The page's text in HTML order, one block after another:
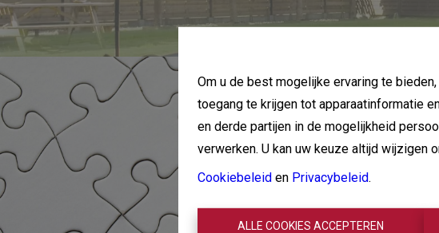
Om u de best mogelijke ervaring te
toegang te krijgen tot apparaatinformatie
en derde partijen in de mogelijkheid
verwerken. U kan uw keuze altijd wijzigen
Cookiebeleid en Privacybeleid.
ALLE COOKIES ACCEPTEREN